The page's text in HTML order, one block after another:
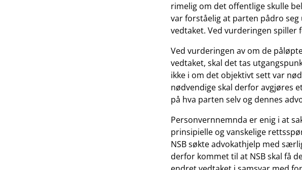
rimelig om det offentlige skulle
var forståelig at parten pådro
vedtaket. Ved vurderingen spiller
Ved vurderingen av om de
vedtaket, skal det tas
ikke i om det objektivt sett var
nødvendige skal derfor avgjøres
på hva parten selv og dennes
Personvernnemnda er enig i at
prinsipielle og vanskelige
NSB søkte advokathjelp med
derfor kommet til at NSB skal få